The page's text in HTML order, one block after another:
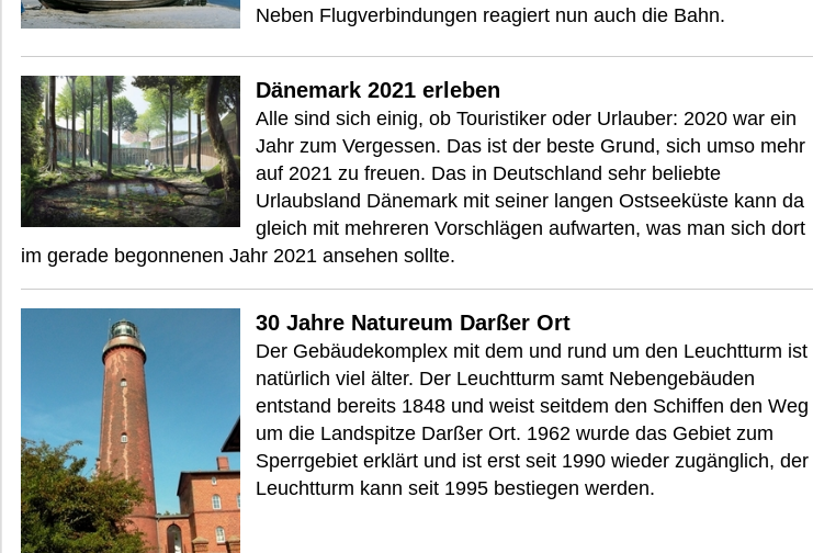
Neben Flugverbindungen reagiert nun auch die Bahn.
Dänemark 2021 erleben
Alle sind sich einig, ob Touristiker oder Urlauber: 2020 war ein
Jahr zum Vergessen. Das ist der beste Grund, sich umso mehr
auf 2021 zu freuen. Das in Deutschland sehr beliebte
Urlaubsland Dänemark mit seiner langen Ostseeküste kann da
gleich mit mehreren Vorschlägen aufwarten, was man sich dort
im gerade begonnenen Jahr 2021 ansehen sollte.
30 Jahre Natureum Darßer Ort
Der Gebäudekomplex mit dem und rund um den Leuchtturm ist
natürlich viel älter. Der Leuchtturm samt Nebengebäuden
entstand bereits 1848 und weist seitdem den Schiffen den Weg
um die Landspitze Darßer Ort. 1962 wurde das Gebiet zum
Sperrgebiet erklärt und ist erst seit 1990 wieder zugänglich, der
Leuchtturm kann seit 1995 bestiegen werden.